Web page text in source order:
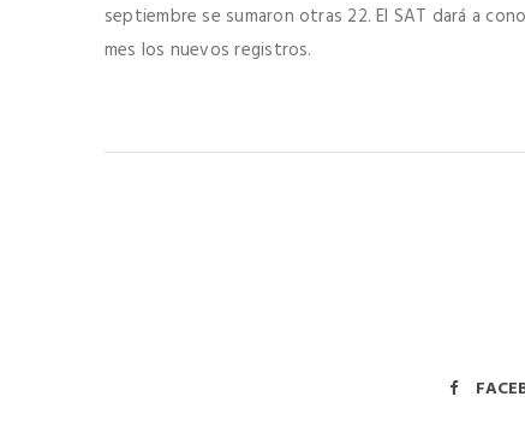
septiembre se sumaron otras 22. El SAT dará a
mes los nuevos registros.